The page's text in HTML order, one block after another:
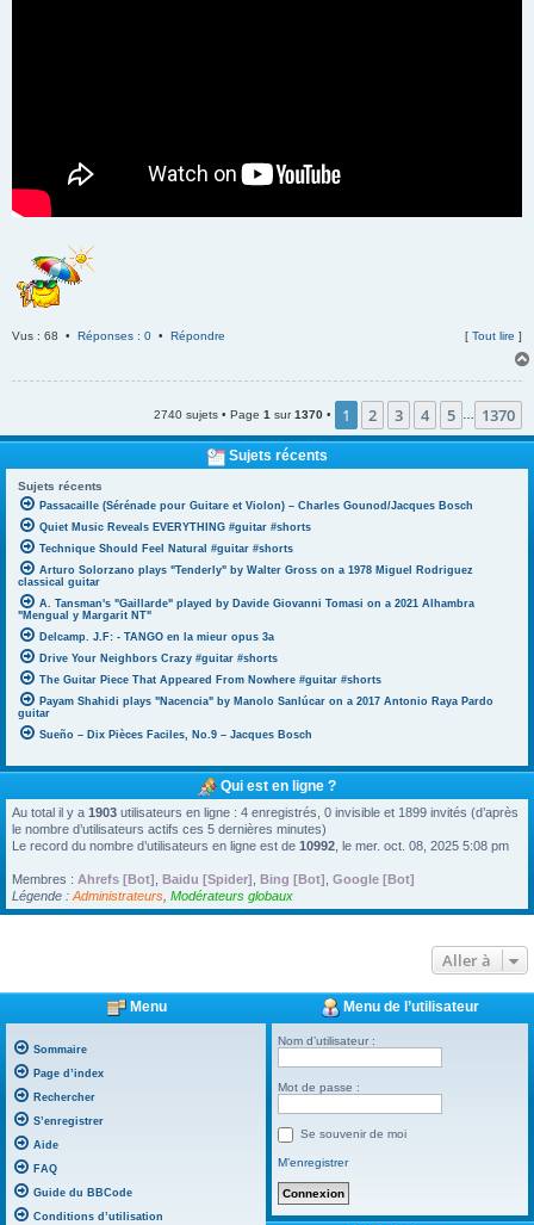
Vus : 68 • Réponses : 0 • Répondre [ Tout lire ]
2740 sujets • Page 1 sur1370 • 1 2 3 4 5 1370
Sujets récents
Sujets récents
Passacaille (Sérénade pour Guitare et Violon) – Charles Gounod/Jacques Bosch
Quiet Music Reveals EVERYTHING #guitar #shorts
Technique Should Feel Natural #guitar #shorts
Arturo Solorzano plays "Tenderly" by Walter Gross on a 1978 Miguel Rodriguez
classical guitar
A. Tansman's "Gaillarde" played by Davide Giovanni Tomasi on a 2021 Alhambra
"Mengual y Margarit NT"
Delcamp. J.F: - TANGO en la mieur opus 3a
Drive Your Neighbors Crazy #guitar #shorts
The Guitar Piece That Appeared From Nowhere #guitar #shorts
Payam Shahidi plays "Nacencia" by Manolo Sanlúcar on a 2017 Antonio Raya Pardo
guitar
Sueño – Dix Pièces Faciles, No.9 – Jacques Bosch
Qui est en ligne ?
Au total il y a 1903 utilisateurs en ligne : 4 enregistrés, 0 invisible et 1899 invités (d’après
le nombre d’utilisateurs actifs ces 5 dernières minutes)
Le record du nombre d’utilisateurs en ligne est de 10992 , le mer. oct. 08, 2025 5:08 pm
Membres : Ahrefs [Bot] Baidu [Spider] Bing [Bot] Google [Bot]
Légende : Administrateurs Modérateurs globaux
Aller à
Menu
Sommaire
Page d’index
Rechercher
S’enregistrer
Aide
FAQ
Guide du BBCode
Conditions d’utilisation
Menu de l’utilisateur
Nom d’utilisateur :
Mot de passe :
Se souvenir de moi
M’enregistrer